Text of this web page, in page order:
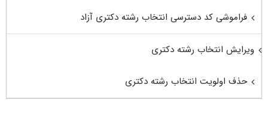
فراموشی کد دسترسی انتخاب رشته دکتری آزاد
ویرایش انتخاب رشته دکتری
حذف اولویت انتخاب رشته دکتری